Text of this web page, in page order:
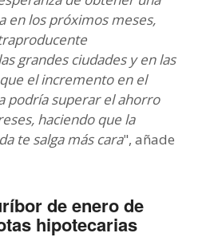
en los próximos meses,
grandes ciudades y en las
el incremento en el
podría superar el ahorro
haciendo que la
te salga más cara", añade
de enero de
hipotecarias